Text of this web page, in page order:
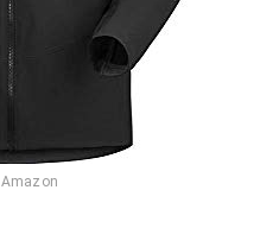
Amazon